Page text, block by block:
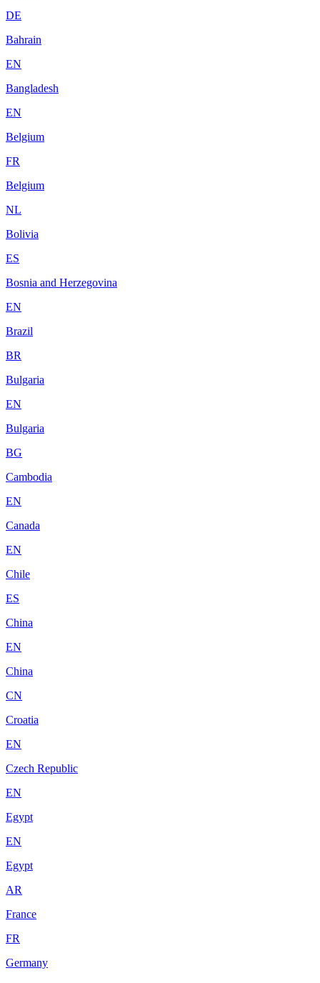
DE
Bahrain
EN
Bangladesh
EN
Belgium
FR
Belgium
NL
Bolivia
ES
Bosnia and Herzegovina
EN
Brazil
BR
Bulgaria
EN
Bulgaria
BG
Cambodia
EN
Canada
EN
Chile
ES
China
EN
China
CN
Croatia
EN
Czech Republic
EN
Egypt
EN
Egypt
AR
France
FR
Germany